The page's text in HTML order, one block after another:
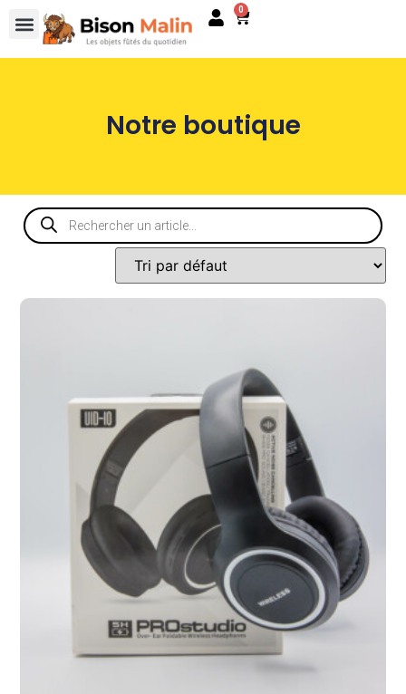
0
Notre boutique